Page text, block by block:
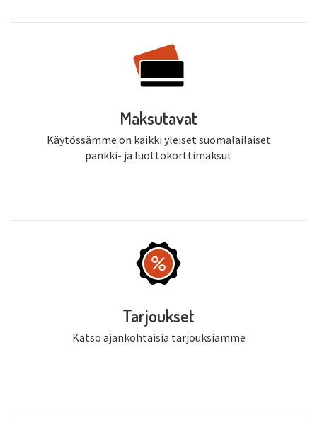
Maksutavat
Käytössämme on kaikki yleiset suomalailaiset
pankki- ja luottokorttimaksut
Tarjoukset
Katso ajankohtaisia tarjouksiamme